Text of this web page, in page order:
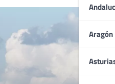
Aragón